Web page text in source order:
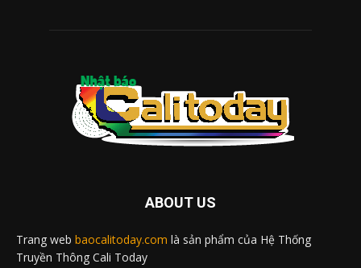
ABOUT US
Trang web baocalitoday.com là sản phẩm của Hệ Thống
Truyền Thông Cali Today